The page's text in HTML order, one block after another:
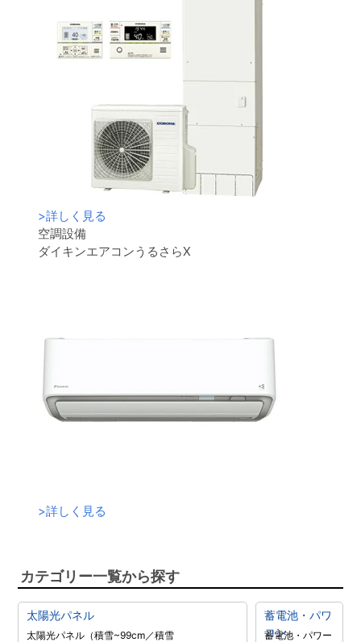
>詳しく見る
空調設備
ダイキンエアコンうるさらX
>詳しく見る
カテゴリー一覧から探す
太陽光パネル
太陽光パネル（積雪~99cm／積雪
蓄電池・パワ
コン
蓄電池・パワー